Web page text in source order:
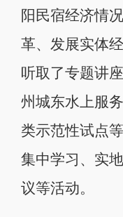
阳民宿经济情
革、发展实体
听取了专题讲
州城东水上服
类示范性试点
集中学习、实
议等活动。